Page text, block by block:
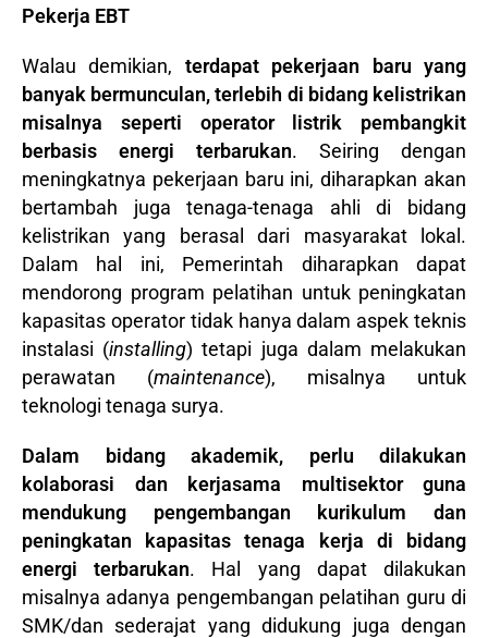
Pekerja EBT
Walau demikian, terdapat pekerjaan baru yang
banyak bermunculan, terlebih di bidang kelistrikan
misalnya seperti operator listrik pembangkit
berbasis energi terbarukan. Seiring dengan
meningkatnya pekerjaan baru ini, diharapkan akan
bertambah juga tenaga-tenaga ahli di bidang
kelistrikan yang berasal dari masyarakat lokal.
Dalam hal ini, Pemerintah diharapkan dapat
mendorong program pelatihan untuk peningkatan
kapasitas operator tidak hanya dalam aspek teknis
instalasi (installing) tetapi juga dalam melakukan
perawatan (maintenance), misalnya untuk
teknologi tenaga surya.
Dalam bidang akademik, perlu dilakukan
kolaborasi dan kerjasama multisektor guna
mendukung pengembangan kurikulum dan
peningkatan kapasitas tenaga kerja di bidang
energi terbarukan. Hal yang dapat dilakukan
misalnya adanya pengembangan pelatihan guru di
SMK/dan sederajat yang didukung juga dengan